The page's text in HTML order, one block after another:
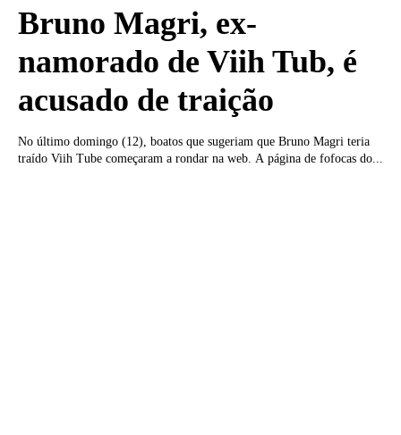
Bruno Magri, ex-
namorado de Viih Tub, é
acusado de traição
No último domingo (12), boatos que sugeriam que Bruno Magri teria
traído Viih Tube começaram a rondar na web. A página de fofocas do...